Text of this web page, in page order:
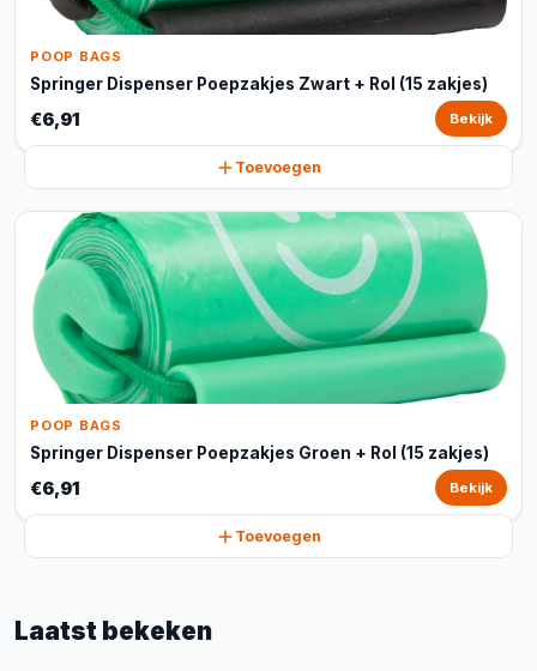
POOP BAGS
Springer Dispenser Poepzakjes Zwart + Rol (15 zakjes)
€6,91 Bekijk
Toevoegen
POOP BAGS
Springer Dispenser Poepzakjes Groen + Rol (15 zakjes)
€6,91 Bekijk
Toevoegen
Laatst bekeken